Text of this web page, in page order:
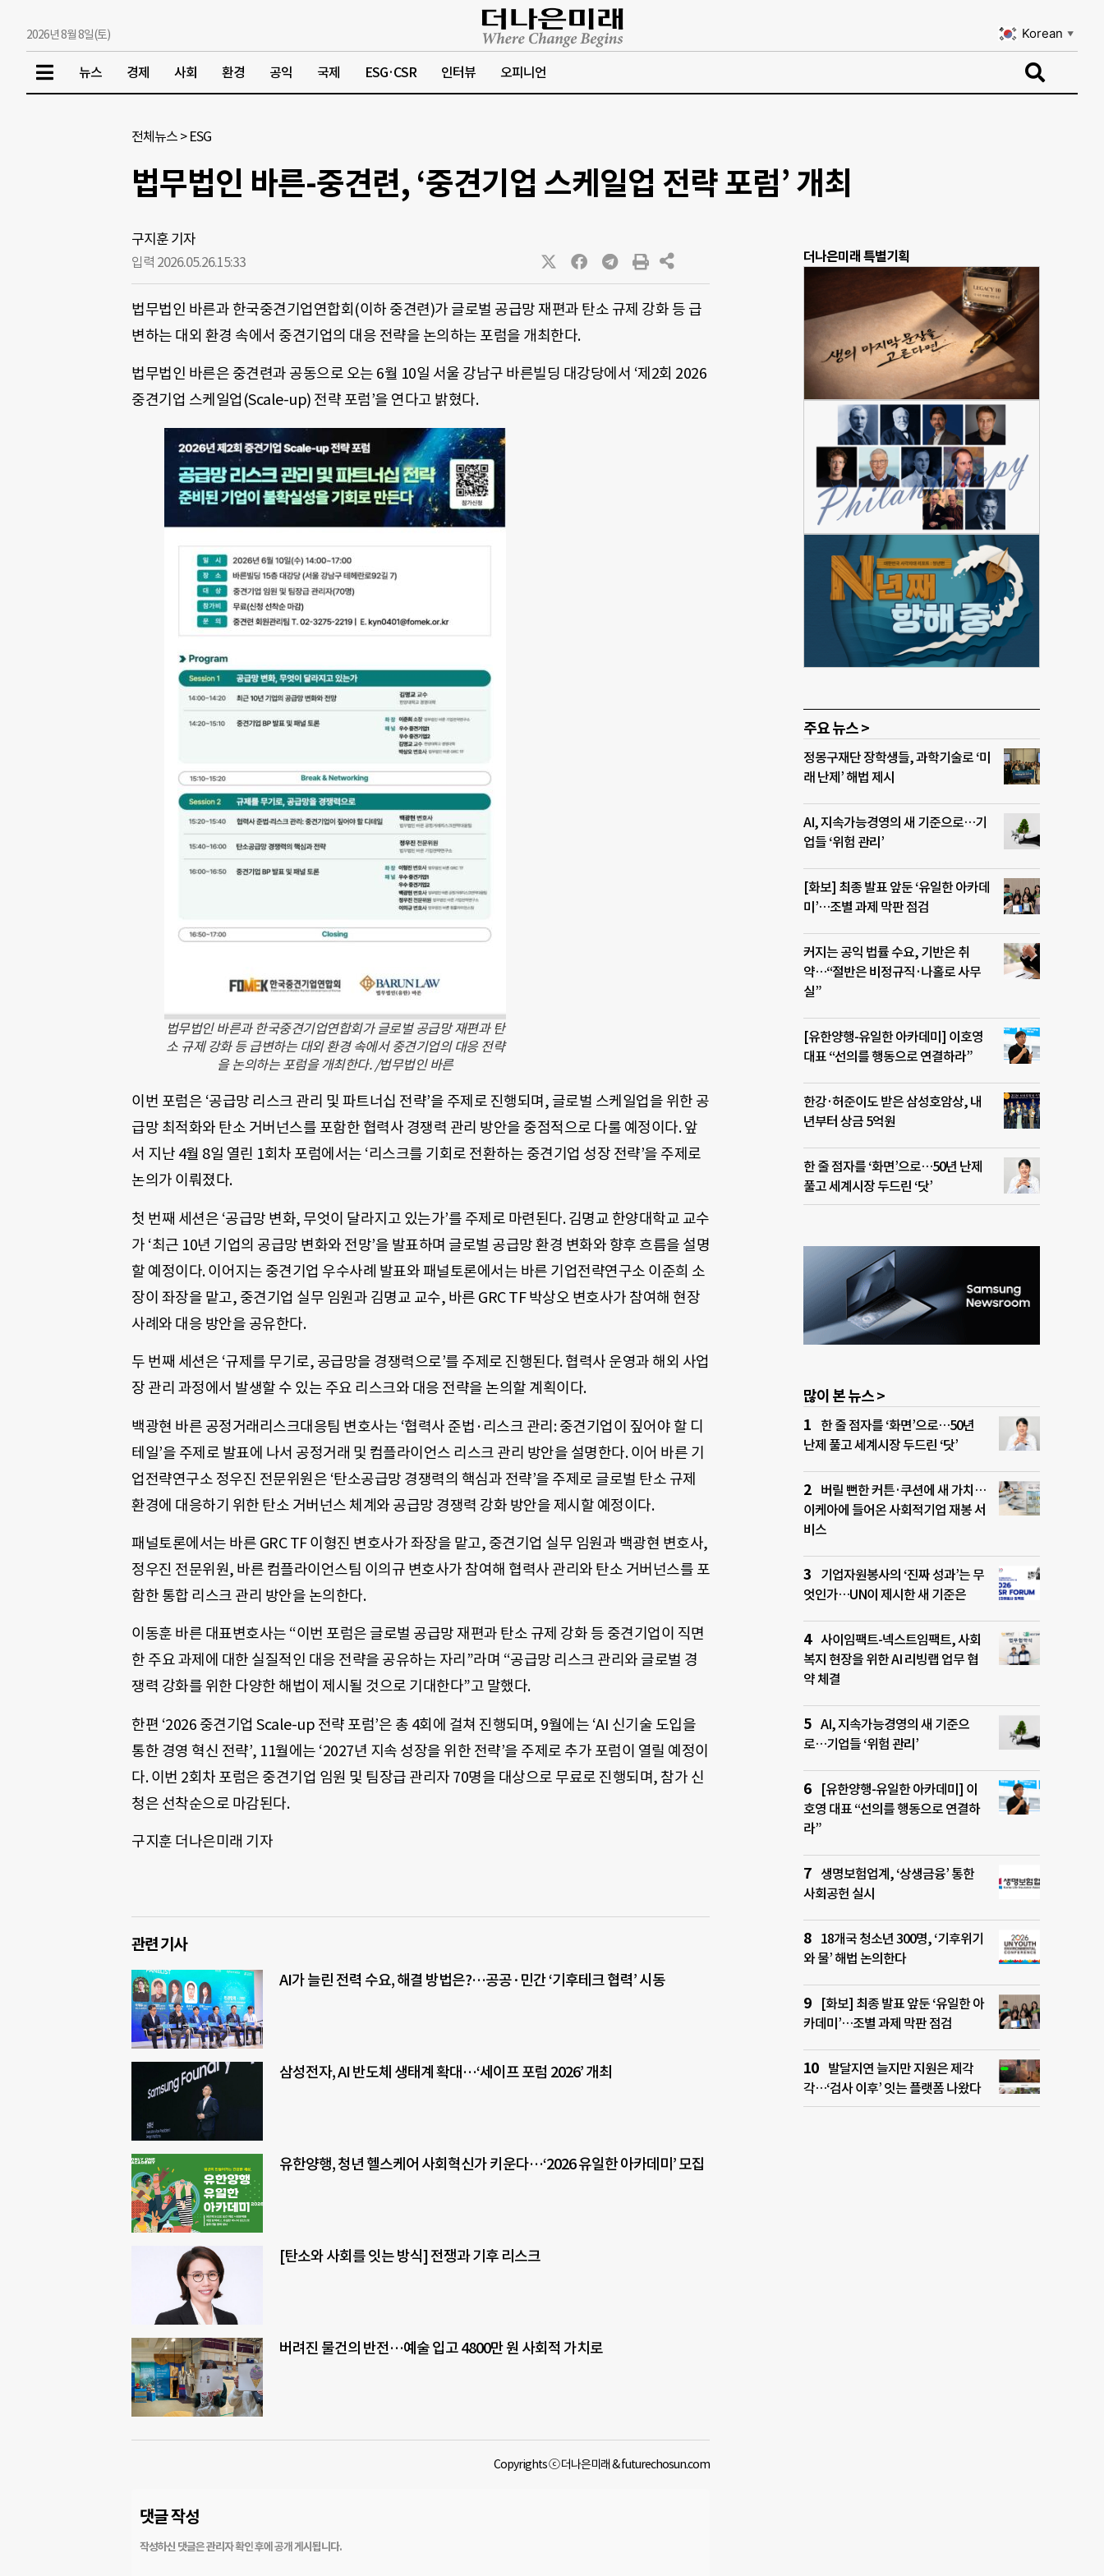
2026년 8월 8일(토) Korean ▼
뉴스 경제 사회 환경 공익 국제 ESG·CSR 인터뷰 오피니언
전체뉴스 > ESG
법무법인 바른-중견련, ‘중견기업 스케일업 전략 포럼’ 개최
구지훈 기자
입력 2026.05.26.15:33
법무법인 바른과 한국중견기업연합회(이하 중견련)가 글로벌 공급망 재편과 탄소 규제 강화 등 급
변하는 대외 환경 속에서 중견기업의 대응 전략을 논의하는 포럼을 개최한다.
법무법인 바른은 중견련과 공동으로 오는 6월 10일 서울 강남구 바른빌딩 대강당에서 ‘제2회 2026
중견기업 스케일업(Scale-up) 전략 포럼’을 연다고 밝혔다.
법무법인 바른과 한국중견기업연합회가 글로벌 공급망 재편과 탄
소 규제 강화 등 급변하는 대외 환경 속에서 중견기업의 대응 전략
을 논의하는 포럼을 개최한다. /법무법인 바른
이번 포럼은 ‘공급망 리스크 관리 및 파트너십 전략’을 주제로 진행되며, 글로벌 스케일업을 위한 공
급망 최적화와 탄소 거버넌스를 포함한 협력사 경쟁력 관리 방안을 중점적으로 다룰 예정이다. 앞
서 지난 4월 8일 열린 1회차 포럼에서는 ‘리스크를 기회로 전환하는 중견기업 성장 전략’을 주제로
논의가 이뤄졌다.
첫 번째 세션은 ‘공급망 변화, 무엇이 달라지고 있는가’를 주제로 마련된다. 김명교 한양대학교 교수
가 ‘최근 10년 기업의 공급망 변화와 전망’을 발표하며 글로벌 공급망 환경 변화와 향후 흐름을 설명
할 예정이다. 이어지는 중견기업 우수사례 발표와 패널토론에서는 바른 기업전략연구소 이준희 소
장이 좌장을 맡고, 중견기업 실무 임원과 김명교 교수, 바른 GRC TF 박상오 변호사가 참여해 현장
사례와 대응 방안을 공유한다.
두 번째 세션은 ‘규제를 무기로, 공급망을 경쟁력으로’를 주제로 진행된다. 협력사 운영과 해외 사업
장 관리 과정에서 발생할 수 있는 주요 리스크와 대응 전략을 논의할 계획이다.
백광현 바른 공정거래리스크대응팀 변호사는 ‘협력사 준법·리스크 관리: 중견기업이 짚어야 할 디
테일’을 주제로 발표에 나서 공정거래 및 컴플라이언스 리스크 관리 방안을 설명한다. 이어 바른 기
업전략연구소 정우진 전문위원은 ‘탄소공급망 경쟁력의 핵심과 전략’을 주제로 글로벌 탄소 규제
환경에 대응하기 위한 탄소 거버넌스 체계와 공급망 경쟁력 강화 방안을 제시할 예정이다.
패널토론에서는 바른 GRC TF 이형진 변호사가 좌장을 맡고, 중견기업 실무 임원과 백광현 변호사,
정우진 전문위원, 바른 컴플라이언스팀 이의규 변호사가 참여해 협력사 관리와 탄소 거버넌스를 포
함한 통합 리스크 관리 방안을 논의한다.
이동훈 바른 대표변호사는 “이번 포럼은 글로벌 공급망 재편과 탄소 규제 강화 등 중견기업이 직면
한 주요 과제에 대한 실질적인 대응 전략을 공유하는 자리”라며 “공급망 리스크 관리와 글로벌 경
쟁력 강화를 위한 다양한 해법이 제시될 것으로 기대한다”고 말했다.
한편 ‘2026 중견기업 Scale-up 전략 포럼’은 총 4회에 걸쳐 진행되며, 9월에는 ‘AI 신기술 도입을
통한 경영 혁신 전략’, 11월에는 ‘2027년 지속 성장을 위한 전략’을 주제로 추가 포럼이 열릴 예정이
다. 이번 2회차 포럼은 중견기업 임원 및 팀장급 관리자 70명을 대상으로 무료로 진행되며, 참가 신
청은 선착순으로 마감된다.
구지훈 더나은미래 기자
관련 기사
AI가 늘린 전력 수요, 해결 방법은?…공공·민간 ‘기후테크 협력’ 시동
삼성전자, AI 반도체 생태계 확대…‘세이프 포럼 2026’ 개최
유한양행, 청년 헬스케어 사회혁신가 키운다…‘2026 유일한 아카데미’ 모집
[탄소와 사회를 잇는 방식] 전쟁과 기후 리스크
버려진 물건의 반전…예술 입고 4800만 원 사회적 가치로
Copyrights ⓒ 더나은미래 & futurechosun.com
댓글 작성
더나은미래 특별기획
주요 뉴스 >
정몽구재단 장학생들, 과학기술로 ‘미
래 난제’ 해법 제시
AI, 지속가능경영의 새 기준으로…기
업들 ‘위험 관리’
[화보] 최종 발표 앞둔 ‘유일한 아카데
미’…조별 과제 막판 점검
커지는 공익 법률 수요, 기반은 취
약…“절반은 비정규직·나홀로 사무
실”
[유한양행-유일한 아카데미] 이호영
대표 “선의를 행동으로 연결하라”
한강·허준이도 받은 삼성호암상, 내
년부터 상금 5억원
한 줄 점자를 ‘화면’으로…50년 난제
풀고 세계시장 두드린 ‘닷’
많이 본 뉴스 >
한 줄 점자를 ‘화면’으로…50년
난제 풀고 세계시장 두드린 ‘닷’
버릴 뻔한 커튼·쿠션에 새 가치…
이케아에 들어온 사회적기업 재봉 서
비스
기업자원봉사의 ‘진짜 성과’는 무
엇인가…UN이 제시한 새 기준은
사이임팩트-넥스트임팩트, 사회
복지 현장을 위한 AI 리빙랩 업무 협
약 체결
AI, 지속가능경영의 새 기준으
로…기업들 ‘위험 관리’
[유한양행-유일한 아카데미] 이
호영 대표 “선의를 행동으로 연결하
라”
생명보험업계, ‘상생금융’ 통한
사회공헌 실시
18개국 청소년 300명, ‘기후위기
와 물’ 해법 논의한다
[화보] 최종 발표 앞둔 ‘유일한 아
카데미’…조별 과제 막판 점검
발달지연 늘지만 지원은 제각
각…‘검사 이후’ 잇는 플랫폼 나왔다